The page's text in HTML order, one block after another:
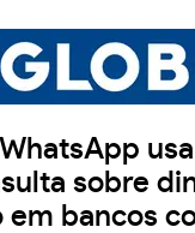
sobre
bancos